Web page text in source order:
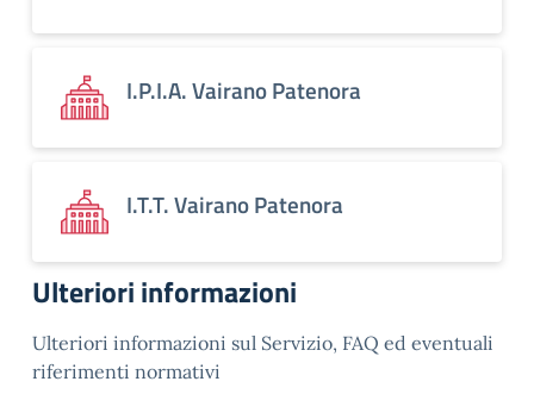
I.P.I.A. Vairano Patenora
I.T.T. Vairano Patenora
Ulteriori informazioni
Ulteriori informazioni sul Servizio, FAQ ed eventuali
riferimenti normativi